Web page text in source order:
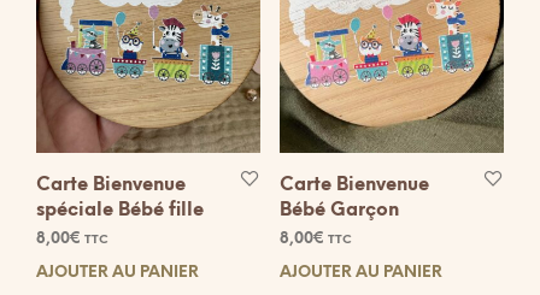
Carte Bienvenue
spéciale Bébé fille
8,00€ TTC
AJOUTER AU PANIER
Carte Bienvenue
Bébé Garçon
8,00€ TTC
AJOUTER AU PANIER